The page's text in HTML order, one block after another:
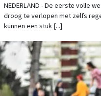
NEDERLAND - De eerste volle
droog te verlopen met zelfs
kunnen een stuk [...]